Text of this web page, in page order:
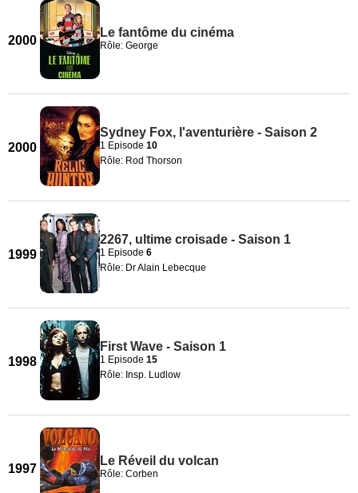
2000
Le fantôme du cinéma
Rôle: George
2000
Sydney Fox, l'aventurière - Saison 2
1 Episode 10
Rôle: Rod Thorson
1999
2267, ultime croisade - Saison 1
1 Episode 6
Rôle: Dr Alain Lebecque
1998
First Wave - Saison 1
1 Episode 15
Rôle: Insp. Ludlow
1997
Le Réveil du volcan
Rôle: Corben